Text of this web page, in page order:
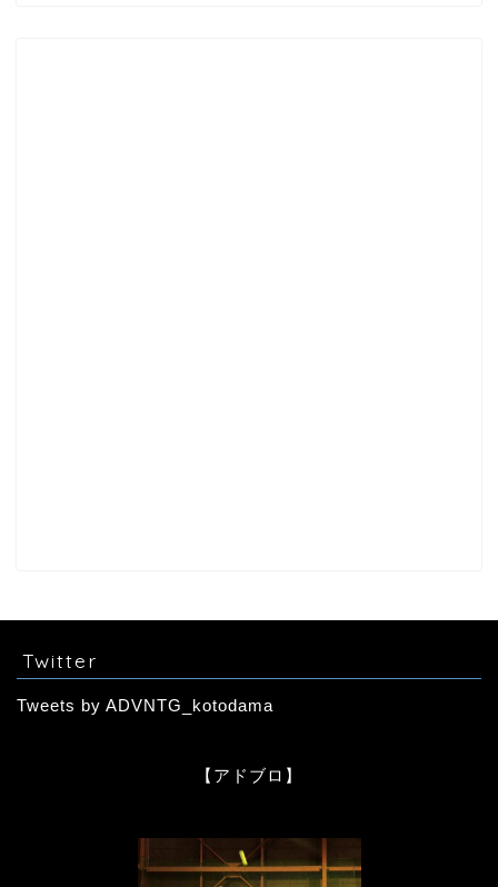
Twitter
Tweets by ADVNTG_kotodama
【アドブロ】